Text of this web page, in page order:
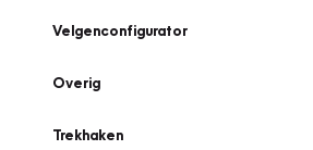
Velgenconfigurator
Overig
Trekhaken